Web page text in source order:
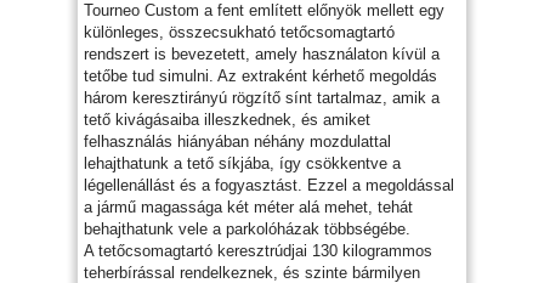
Tourneo Custom a fent említett előnyök mellett egy
különleges, összecsukható tetőcsomagtartó
rendszert is bevezetett, amely használaton kívül a
tetőbe tud simulni. Az extraként kérhető megoldás
három keresztirányú rögzítő sínt tartalmaz, amik a
tető kivágásaiba illeszkednek, és amiket
felhasználás hiányában néhány mozdulattal
lehajthatunk a tető síkjába, így csökkentve a
légellenállást és a fogyasztást. Ezzel a megoldással
a jármű magassága két méter alá mehet, tehát
behajthatunk vele a parkolóházak többségébe.
A tetőcsomagtartó keresztrúdjai 130 kilogrammos
teherbírással rendelkeznek, és szinte bármilyen